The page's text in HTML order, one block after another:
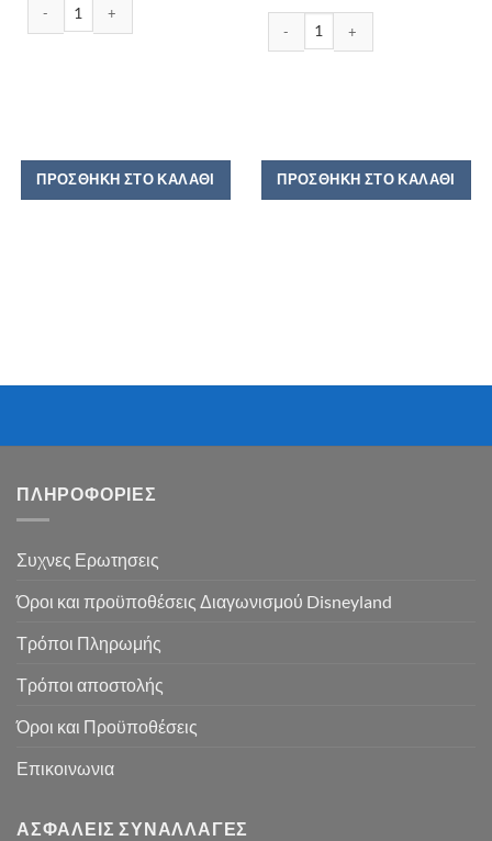
ΠΡΟΣΘΉΚΗ ΣΤΟ ΚΑΛΆΘΙ
ΚΟΠΑΝΙΣΤΗ ΙΒΙΣΚΟΣ 250GR
ΠΡΟΣΘΉΚΗ ΣΤΟ ΚΑΛΆΘΙ
ΠΛΗΡΟΦΟΡΙΕΣ
Συχνες Ερωτησεις
Όροι και προϋποθέσεις Διαγωνισμού Disneyland
Τρόποι Πληρωμής
Τρόποι αποστολής
Όροι και Προϋποθέσεις
Επικοινωνια
ΑΣΦΑΛΕΙΣ ΣΥΝΑΛΛΑΓΕΣ